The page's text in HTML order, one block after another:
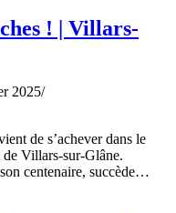
! | Villars-
2025
de s’achever dans le
de Villars-sur-Glâne.
centenaire, succède…